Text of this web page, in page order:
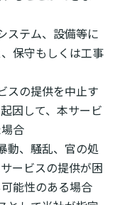
ステム、設備等に
保守もしくは工事
スの提供を中止す
因して、本サービ
合
動、騒乱、官の処
ービスの提供が困
能性のある場合